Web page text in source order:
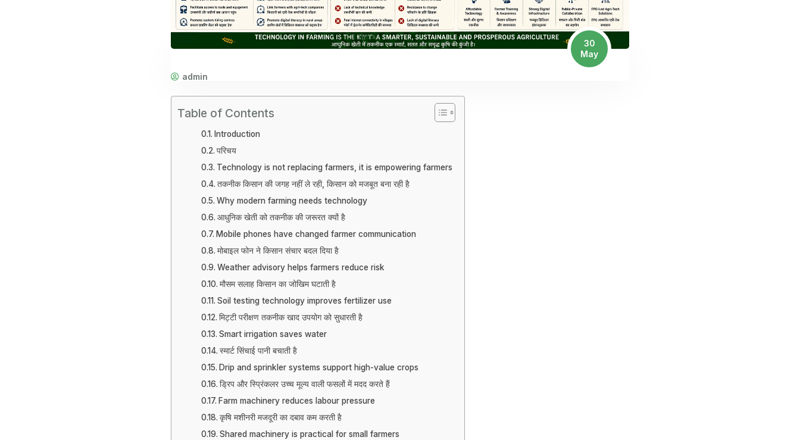
30
May
admin
Table of Contents
Introduction
परिचय
Technology is not replacing farmers, it is empowering farmers
तकनीक किसान की जगह नहीं ले रही, किसान को मजबूत बना रही है
Why modern farming needs technology
आधुनिक खेती को तकनीक की जरूरत क्यों है
Mobile phones have changed farmer communication
मोबाइल फोन ने किसान संचार बदल दिया है
Weather advisory helps farmers reduce risk
मौसम सलाह किसान का जोखिम घटाती है
Soil testing technology improves fertilizer use
मिट्टी परीक्षण तकनीक खाद उपयोग को सुधारती है
Smart irrigation saves water
स्मार्ट सिंचाई पानी बचाती है
Drip and sprinkler systems support high-value crops
ड्रिप और स्प्रिंकलर उच्च मूल्य वाली फसलों में मदद करते हैं
Farm machinery reduces labour pressure
कृषि मशीनरी मजदूरी का दबाव कम करती है
Shared machinery is practical for small farmers